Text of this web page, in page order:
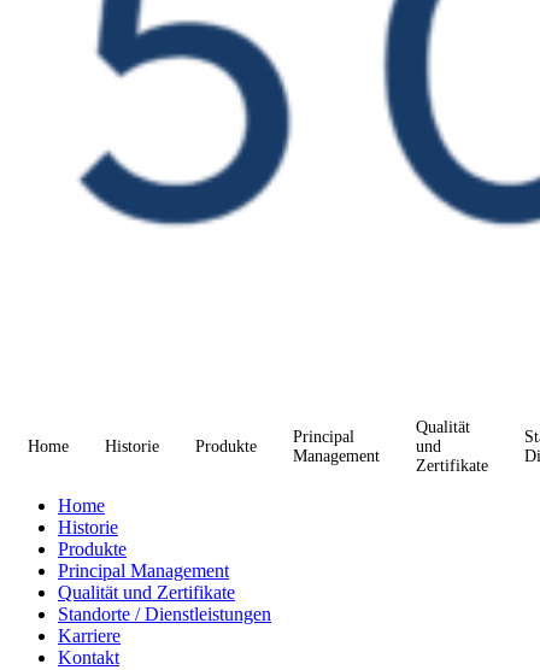
Home Historie Produkte
Principal
Management
Qualität
und
Zertifikate
Home
Historie
Produkte
Principal Management
Qualität und Zertifikate
Standorte / Dienstleistungen
Karriere
Kontakt